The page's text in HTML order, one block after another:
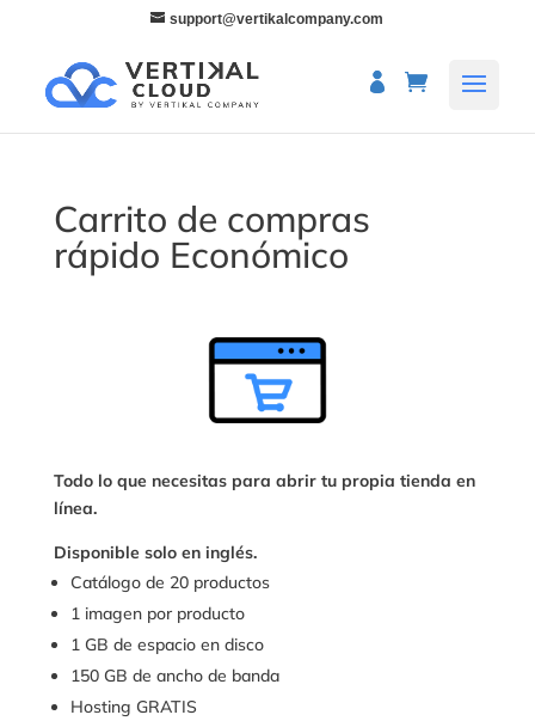
support@vertikalcompany.com
Carrito de compras
rápido Económico
Todo lo que necesitas para abrir tu propia tienda en
línea.
Disponible solo en inglés.
Catálogo de 20 productos
1 imagen por producto
1 GB de espacio en disco
150 GB de ancho de banda
Hosting GRATIS